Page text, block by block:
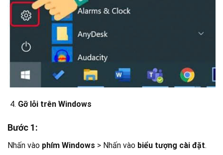
Gỡ lỗi trên Windows
Bước 1:
Nhấn vào phím Windows > Nhấn vào biểu tượng cài đặt.